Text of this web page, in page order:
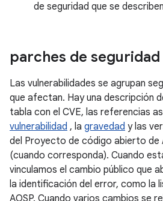
de seguridad que se
parches de seguridad
Las vulnerabilidades se agrupan
que afectan. Hay una descripción
tabla con el CVE, las referencias
vulnerabilidad , la gravedad y las
del Proyecto de código abierto de
(cuando corresponda). Cuando
vinculamos el cambio público que
la identificación del error, como la
AOSP. Cuando varios cambios se